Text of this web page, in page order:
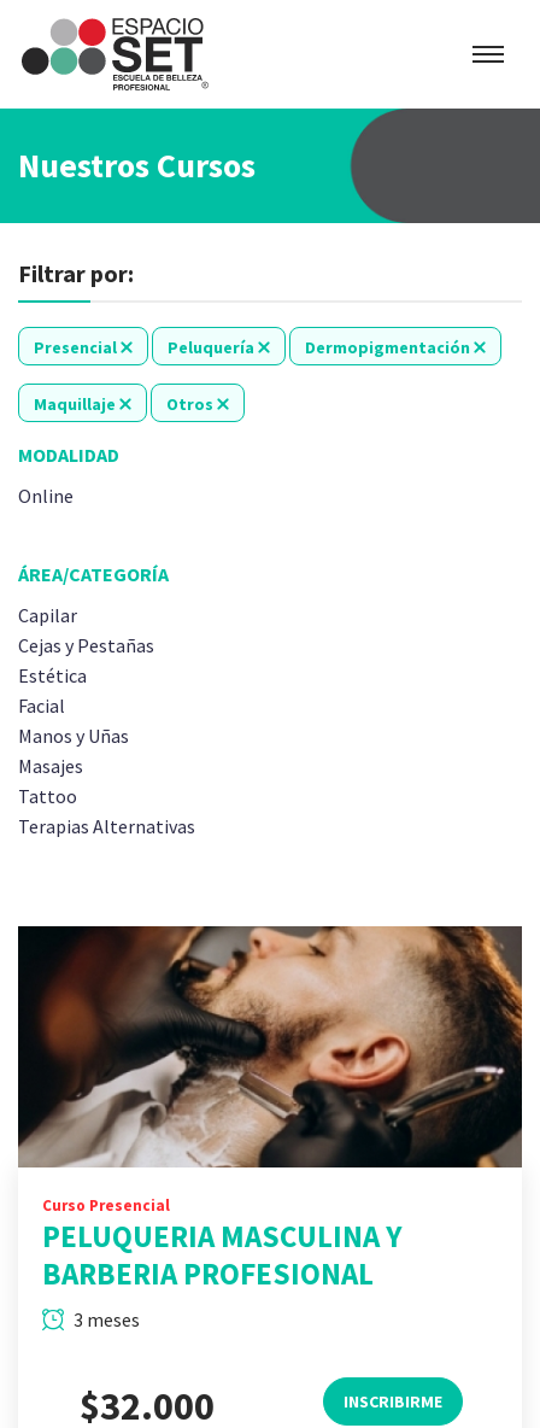
Espacio
SET
Nuestros Cursos
Filtrar por:
Presencial Peluquería Dermopigmentación
Maquillaje Otros
MODALIDAD
Online
ÁREA/CATEGORÍA
Capilar
Cejas y Pestañas
Estética
Facial
Manos y Uñas
Masajes
Tattoo
Terapias Alternativas
Curso Presencial
PELUQUERIA MASCULINA Y
BARBERIA PROFESIONAL
3 meses
$32.000 INSCRIBIRME